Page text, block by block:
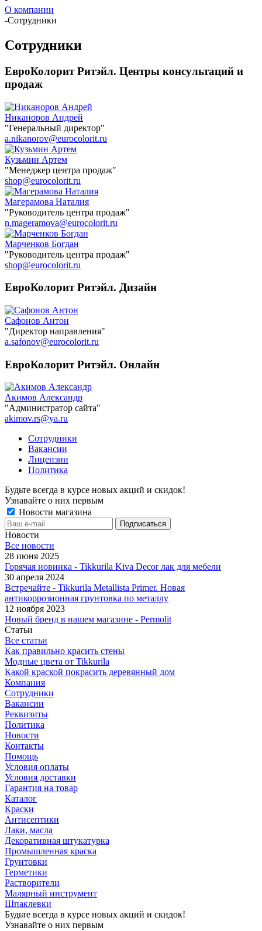
О компании
-Сотрудники
Сотрудники
ЕвроКолорит Ритэйл. Центры консультаций и
продаж
Никаноров Андрей
"Генеральный директор"
a.nikanorov@eurocolorit.ru
Кузьмин Артем
"Менеджер центра продаж"
shop@eurocolorit.ru
Магерамова Наталия
"Руководитель центра продаж"
n.mageramova@eurocolorit.ru
Марченков Богдан
"Руководитель центра продаж"
shop@eurocolorit.ru
ЕвроКолорит Ритэйл. Дизайн
Сафонов Антон
"Директор направления"
a.safonov@eurocolorit.ru
ЕвроКолорит Ритэйл. Онлайн
Акимов Александр
"Администратор сайта"
akimov.rs@ya.ru
Сотрудники
Вакансии
Лицензии
Политика
Будьте всегда в курсе новых акций и скидок!
Узнавайте о них первым
Новости магазина
Новости
Все новости
28 июня 2025
Горячая новинка - Tikkurila Kiva Decor лак для мебели
30 апреля 2024
Встречайте - Tikkurila Metallista Primer. Новая
антикоррозионная грунтовка по металлу
12 ноября 2023
Новый бренд в нашем магазине - Permolit
Статьи
Все статьи
Как правильно красить стены
Модные цвета от Tikkurila
Какой краской покрасить деревянный дом
Компания
Сотрудники
Вакансии
Реквизиты
Политика
Новости
Контакты
Помощь
Условия оплаты
Условия доставки
Гарантия на товар
Каталог
Краски
Антисептики
Лаки, масла
Декоративная штукатурка
Промышленная краска
Грунтовки
Герметики
Растворители
Малярный инструмент
Шпаклевки
Будьте всегда в курсе новых акций и скидок!
Узнавайте о них первым